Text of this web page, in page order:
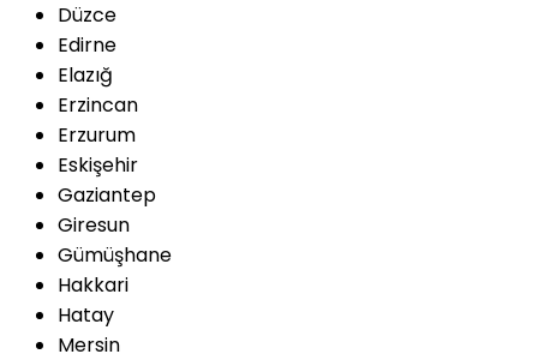
Düzce
Edirne
Elazığ
Erzincan
Erzurum
Eskişehir
Gaziantep
Giresun
Gümüşhane
Hakkari
Hatay
Mersin